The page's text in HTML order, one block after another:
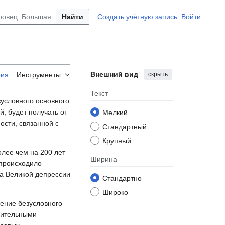
Найти Создать учётную запись Войти
Инструменты Внешний вид скрыть
Текст
Мелкий
Стандартный
Крупный
Ширина
Стандартно
Широко
основного
будет получать от
связанной с
чем на 200 лет
Великой депрессии
безусловного